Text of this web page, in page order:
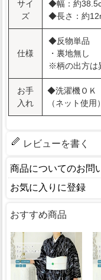
サイ
ズ
◆幅：約
◆長さ：約
仕様
◆反物単品
・裏地無し
※柄の出方は
お手
入れ
◆洗濯機ＯＫ
（ネット使用）
レビューを書く
商品についてのお問
お気に入りに登録
おすすめ商品